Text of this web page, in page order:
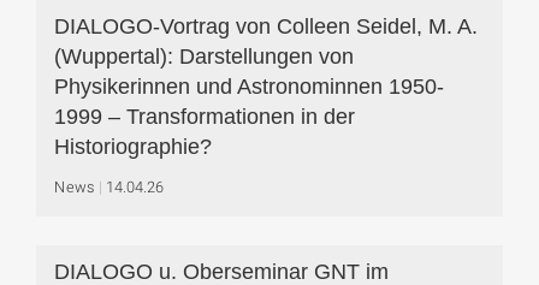
DIALOGO-Vortrag von Colleen Seidel, M. A.
(Wuppertal): Darstellungen von
Physikerinnen und Astronominnen 1950-
1999 – Transformationen in der
Historiographie?
News 14.04.26
DIALOGO u. Oberseminar GNT im